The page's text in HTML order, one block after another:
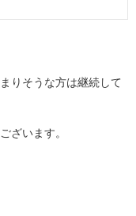
りそうな方は継続して
ざいます。